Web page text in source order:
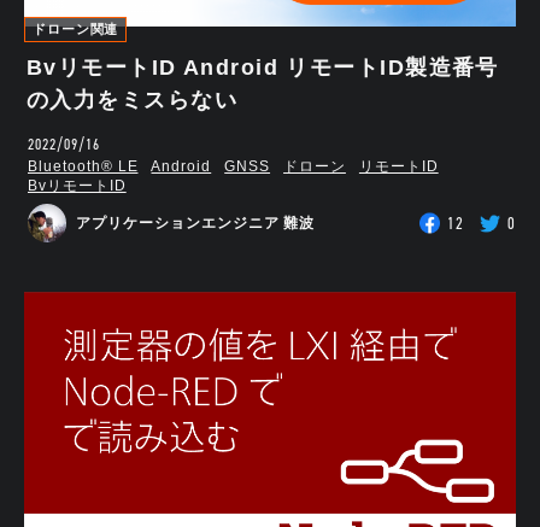
ドローン関連
BvリモートID Android リモートID製造番号
の入力をミスらない
2022/09/16
Bluetooth®︎ LE Android GNSS ドローン
リモートID
BvリモートID
アプリケーションエンジニア 難波 12 0